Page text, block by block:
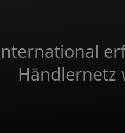
Händlernetz